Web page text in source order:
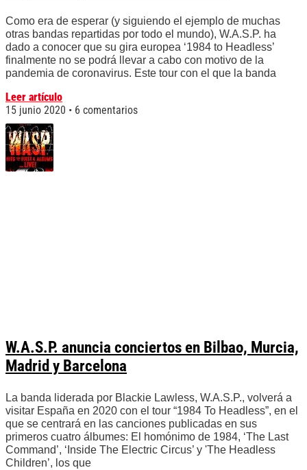
Como era de esperar (y siguiendo el ejemplo de muchas
otras bandas repartidas por todo el mundo), W.A.S.P. ha
dado a conocer que su gira europea ‘1984 to Headless’
finalmente no se podrá llevar a cabo con motivo de la
pandemia de coronavirus. Este tour con el que la banda
Leer artículo
15 junio 2020
6 comentarios
W.A.S.P. anuncia conciertos en Bilbao, Murcia,
Madrid y Barcelona
La banda liderada por Blackie Lawless, W.A.S.P., volverá a
visitar España en 2020 con el tour “1984 To Headless”, en el
que se centrará en las canciones publicadas en sus
primeros cuatro álbumes: El homónimo de 1984, ‘The Last
Command’, ‘Inside The Electric Circus’ y 'The Headless
Children’, los que